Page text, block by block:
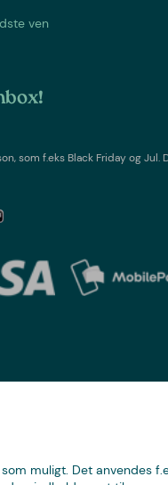
muligt. Det anvendes
ven
som f.eks Black Friday og Jul.